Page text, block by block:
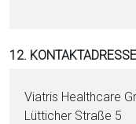
12.
Viatris Healthcare
Lütticher Straße 5